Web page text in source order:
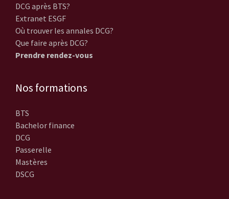
DCG après BTS?
Extranet ESGF
Où trouver les annales DCG?
Que faire après DCG?
Prendre rendez-vous
Nos formations
BTS
Bachelor finance
DCG
Passerelle
Mastères
DSCG